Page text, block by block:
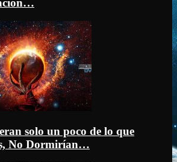
solo un poco de lo que
No Dormirían…